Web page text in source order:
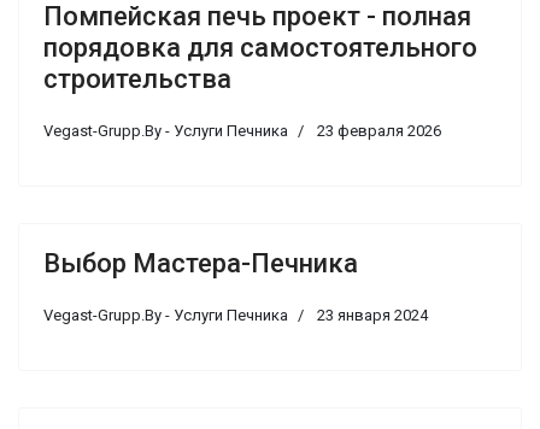
Помпейская печь проект - полная
порядовка для самостоятельного
строительства
Vegast-Grupp.By - Услуги Печника 23 февраля 2026
Выбор Мастера-Печника
Vegast-Grupp.By - Услуги Печника 23 января 2024